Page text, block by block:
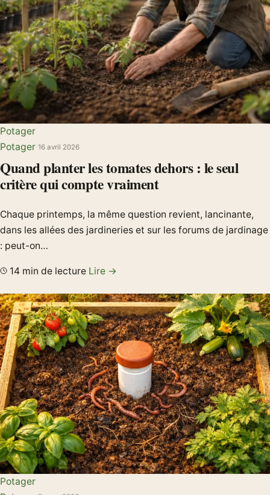
Potager
Potager 16 avril 2026
Quand planter les tomates dehors : le seul
critère qui compte vraiment
Chaque printemps, la même question revient, lancinante,
dans les allées des jardineries et sur les forums de jardinage
: peut-on…
14 min de lecture Lire →
Potager